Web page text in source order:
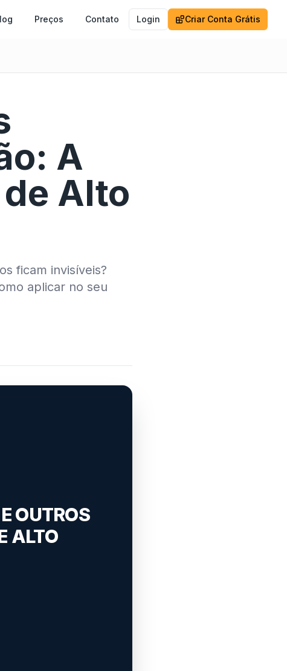
Preços Contato Login Criar Conta Grátis
A
Alto
ficam invisíveis?
aplicar no seu
OUTROS
ALTO